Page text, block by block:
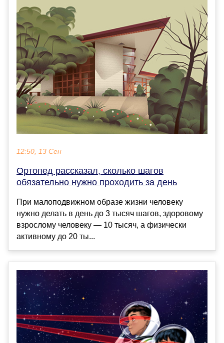
12:50, 13 Сен
Ортопед рассказал, сколько шагов
обязательно нужно проходить за день
При малоподвижном образе жизни человеку
нужно делать в день до 3 тысяч шагов, здоровому
взрослому человеку — 10 тысяч, а физически
активному до 20 ты...